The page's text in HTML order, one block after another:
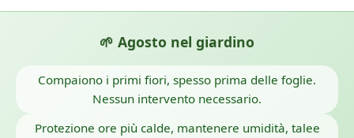
🌱 Agosto nel giardino
Compaiono i primi fiori, spesso prima delle foglie.
Nessun intervento necessario.
Protezione ore più calde, mantenere umidità, talee